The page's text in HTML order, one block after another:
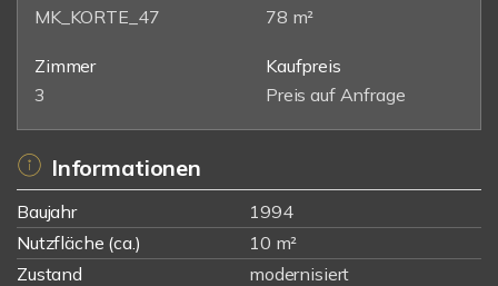
MK_KORTE_47
78 m²
Zimmer
3
Kaufpreis
Preis auf Anfrage
Informationen
Baujahr
1994
Nutzfläche (ca.)
10 m²
Zustand
modernisiert